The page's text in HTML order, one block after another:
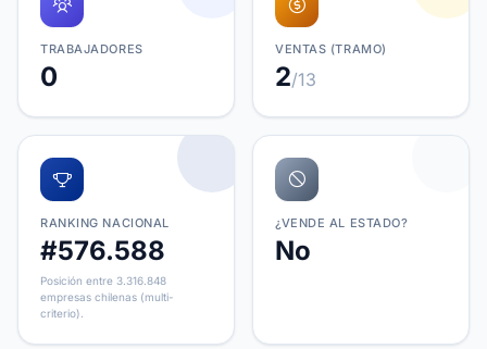
TRABAJADORES
0
VENTAS (TRAMO)
2/13
RANKING NACIONAL
#576.588
Posición entre 3.316.848
empresas chilenas (multi-
criterio).
¿VENDE AL ESTADO?
No